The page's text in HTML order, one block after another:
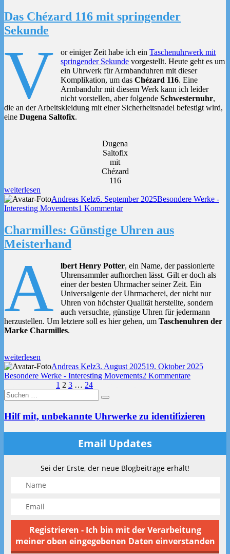
VUFE
aus
Deutschland“
aus
Deutschland
Das Chézard 116 mit springender
Sekunde
V or einiger Zeit habe ich einTaschenuhrwerk mit
springender Sekunde vorgestellt. Heute geht es um
ein Uhrwerk für Armbanduhren mit dieser
Komplikation, um dasChézard 116. Eine
Armbanduhr mit diesem Werk kann ich leider
nicht vorstellen, aber folgendeSchwesternuhr,
die an der Arbeitskleidung mit einer Sicherheitsnadel befestigt wird,
eine Dugena Saltofix.
Dugena
Saltofix
mit
Chézard
116
„Das
Chézard
116
springender
Sekunde“
weiterlesen
Autor
Andreas KelzVeröffentlicht
am
6. September 2025Kategorien
Besondere Werke -
Interesting Movements1 Kommentarzu
Chézard
116
Sekunde
Charmilles: Günstige Uhren aus
Meisterhand
A lbert Henry Potter, ein Name, der passionierte
Uhrensammler aufhorchen lässt. Gilt er doch als
einer der besten Uhrmacher seiner Zeit. Ein
Universalgenie der Uhrmacherei, der nicht nur
Uhren von höchster Qualität herstellte, sondern
auch versuchte, günstige Uhren für jedermann
herzustellen. Um letztere soll es hier gehen, um Taschenuhren der
Marke Charmilles.
„Charmilles:
Günstige
Uhren
Meisterhand“
weiterlesen
Autor
Andreas KelzVeröffentlicht
am
3. August 202519. Oktober 2025
Besondere Werke - Interesting Movements2 Kommentarezu
Meisterhand
Seitennummerierung
der
Beiträge
Seite
1 Seite
2 Seite
3 … Seite
24
Suchen
nach:
Suchen
Hilf mit, unbekannte Uhrwerke zu identifizieren
Email Updates
Sei der Erste, der neue Blogbeiträge erhält!